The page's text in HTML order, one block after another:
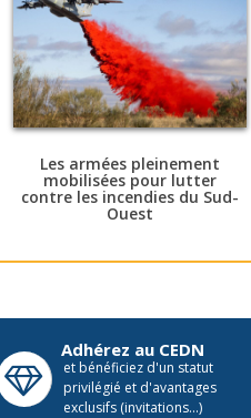
Les armées pleinement
mobilisées pour lutter
contre les incendies du Sud-
Ouest
Adhérez au CEDN
et bénéficiez d'un statut
privilégié et d'avantages
exclusifs (invitations...)